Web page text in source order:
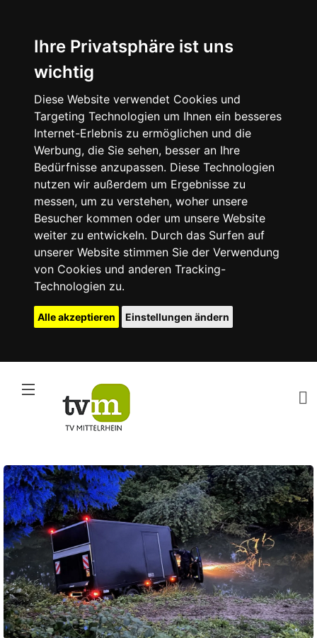
Ihre Privatsphäre ist uns
wichtig
Diese Website verwendet Cookies und
Targeting Technologien um Ihnen ein besseres
Internet-Erlebnis zu ermöglichen und die
Werbung, die Sie sehen, besser an Ihre
Bedürfnisse anzupassen. Diese Technologien
nutzen wir außerdem um Ergebnisse zu
messen, um zu verstehen, woher unsere
Besucher kommen oder um unsere Website
weiter zu entwickeln. Durch das Surfen auf
unserer Website stimmen Sie der Verwendung
von Cookies und anderen Tracking-
Technologien zu.
Alle akzeptieren Einstellungen ändern